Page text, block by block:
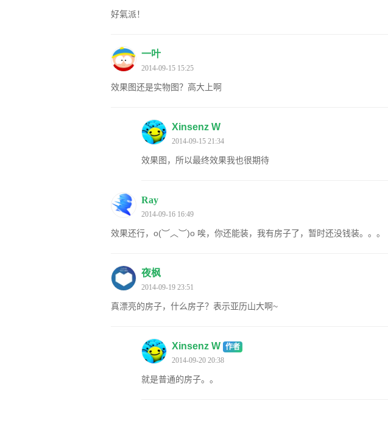
好氣派！
一叶
2014-09-15 15:25
效果图还是实物图？高大上啊
Xinsenz W
2014-09-15 21:34
效果图，所以最终效果我也很期待
Ray
2014-09-16 16:49
效果还行，o(︶︿︶)o 唉，你还能装，我有房子了，暂时还没钱装。。。
夜枫
2014-09-19 23:51
真漂亮的房子，什么房子？表示亚历山大啊~
Xinsenz W 作者
2014-09-20 20:38
就是普通的房子。。